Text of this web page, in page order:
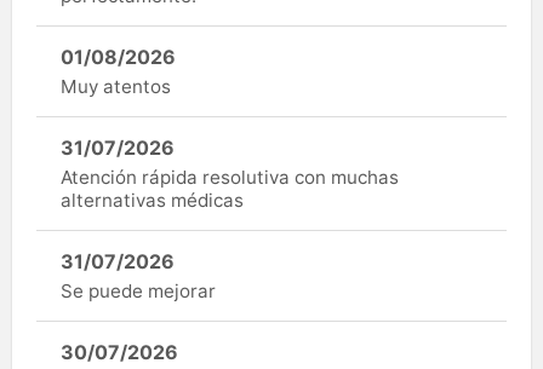
01/08/2026
Muy atentos
31/07/2026
Atención rápida resolutiva con muchas
alternativas médicas
31/07/2026
Se puede mejorar
30/07/2026